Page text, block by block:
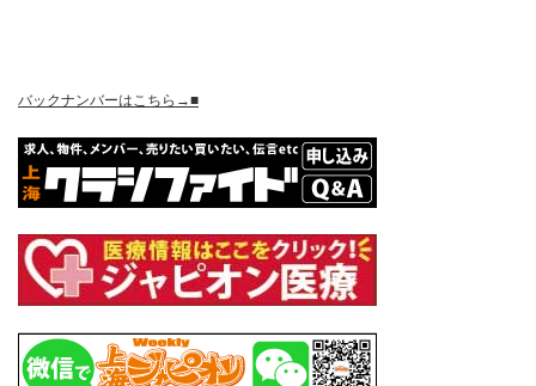
バックナンバーはこちら→■